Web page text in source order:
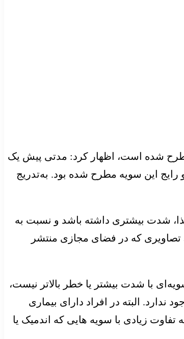
مطرح شده است، اظهار کرد: مدتی پیش یک
رایج این سویه مطرح شده بود. به‌تدریج
و خوردن غذا، شدت بیشتری داشته باشد و نسبت به
تصاویری که در فضای مجازی منتشر
با شدت بیشتر یا خطر بالاتر نیست،
البته در افراد دارای بیماری
زیادی با سویه هایی که اندمیک یا